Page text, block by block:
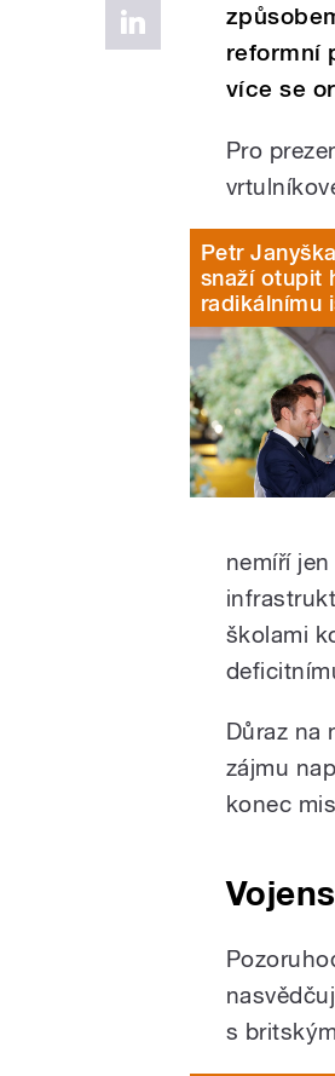
reformní
více se
Pro
Petr
snaží otupit
radikálnímu
nemíří
školami
Důraz na
zájmu
konec
s